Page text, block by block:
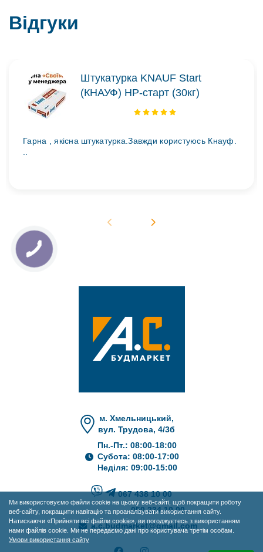
Відгуки
Штукатурка KNAUF Start
(КНАУФ) НР-старт (30кг)
Гарна , якісна штукатурка.Завжди користуюсь Кнауф.
..
Ми використовуємо файли cookie на цьому веб-сайті, щоб покращити роботу
веб-сайту, покращити навігацію та проаналізувати використання сайту.
Натискаючи «Прийняти всі файли cookie», ви погоджуєтесь з використанням
нами файлів cookie. Ми не передаємо дані про користувача третім особам.
Умови використання сайту
м. Хмельницький,
вул. Трудова, 4/3б
Пн.-Пт.: 08:00-18:00
Субота: 08:00-17:00
Неділя: 09:00-15:00
067 438 10 00
050 234 10 00
a.c.budmarket@gmail.com